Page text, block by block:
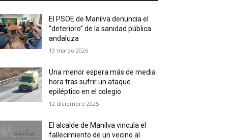
El PSOE de Manilva denuncia el
“deterioro” de la sanidad pública
andaluza
13 marzo 2026
Una menor espera más de media
hora tras sufrir un ataque
epiléptico en el colegio
12 diciembre 2025
El alcalde de Manilva vincula el
fallecimiento de un vecino al